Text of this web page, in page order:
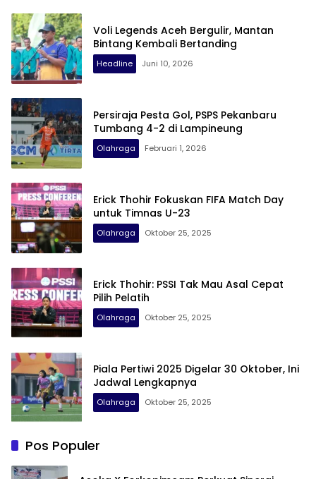
Voli Legends Aceh Bergulir, Mantan
Bintang Kembali Bertanding
Headline Juni 10, 2026
Persiraja Pesta Gol, PSPS Pekanbaru
Tumbang 4-2 di Lampineung
Olahraga Februari 1, 2026
Erick Thohir Fokuskan FIFA Match Day
untuk Timnas U-23
Olahraga Oktober 25, 2025
Erick Thohir: PSSI Tak Mau Asal Cepat
Pilih Pelatih
Olahraga Oktober 25, 2025
Piala Pertiwi 2025 Digelar 30 Oktober, Ini
Jadwal Lengkapnya
Olahraga Oktober 25, 2025
Pos Populer